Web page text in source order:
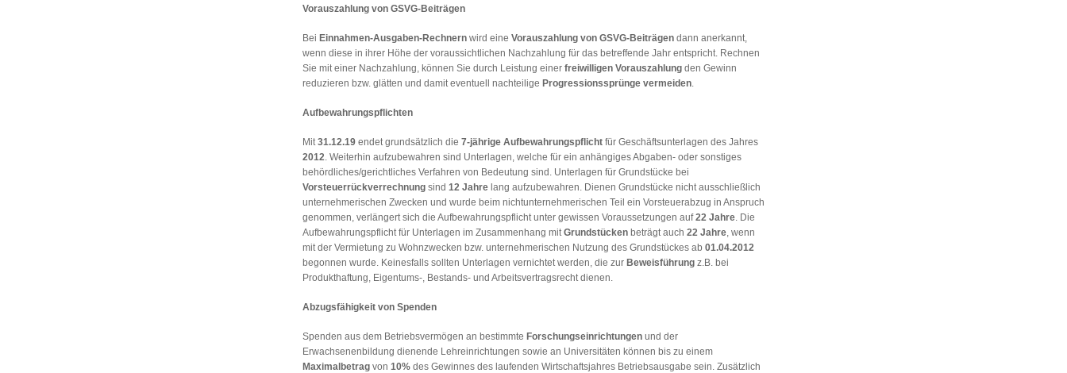
Vorauszahlung von GSVG-Beiträgen
Bei Einnahmen-Ausgaben-Rechnernwird eine Vorauszahlung von GSVG-Beiträgendann anerkannt,
wenn diese in ihrer Höhe der voraussichtlichen Nachzahlung für das betreffende Jahr entspricht. Rechnen
Sie mit einer Nachzahlung, können Sie durch Leistung einer freiwilligen Vorauszahlungden Gewinn
reduzieren bzw. glätten und damit eventuell nachteilige Progressionssprünge vermeiden.
Aufbewahrungspflichten
Mit 31.12.19endet grundsätzlich die 7-jährige Aufbewahrungspflichtfür Geschäftsunterlagen des Jahres
2012 . Weiterhin aufzubewahren sind Unterlagen, welche für ein anhängiges Abgaben- oder sonstiges
behördliches/gerichtliches Verfahren von Bedeutung sind. Unterlagen für Grundstücke bei
Vorsteuerrückverrechnungsind 12 Jahrelang aufzubewahren. Dienen Grundstücke nicht ausschließlich
unternehmerischen Zwecken und wurde beim nichtunternehmerischen Teil ein Vorsteuerabzug in Anspruch
genommen, verlängert sich die Aufbewahrungspflicht unter gewissen Voraussetzungen auf22 Jahre. Die
Aufbewahrungspflicht für Unterlagen im Zusammenhang mit Grundstückenbeträgt auch 22 Jahre, wenn
mit der Vermietung zu Wohnzwecken bzw. unternehmerischen Nutzung des Grundstückes ab 01.04.2012
begonnen wurde. Keinesfalls sollten Unterlagen vernichtet werden, die zur Beweisführungz.B. bei
Produkthaftung, Eigentums-, Bestands- und Arbeitsvertragsrecht dienen.
Abzugsfähigkeit von Spenden
Spenden aus dem Betriebsvermögen an bestimmte Forschungseinrichtungenund der
Erwachsenenbildung dienende Lehreinrichtungen sowie an Universitäten können bis zu einem
Maximalbetragvon 10%des Gewinnes des laufenden Wirtschaftsjahres Betriebsausgabe sein. Zusätzlich